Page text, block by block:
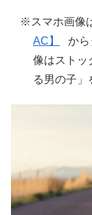
スマホ画像
AC】
か
像はストッ
る男の子」